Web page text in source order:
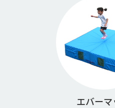
エバーマ